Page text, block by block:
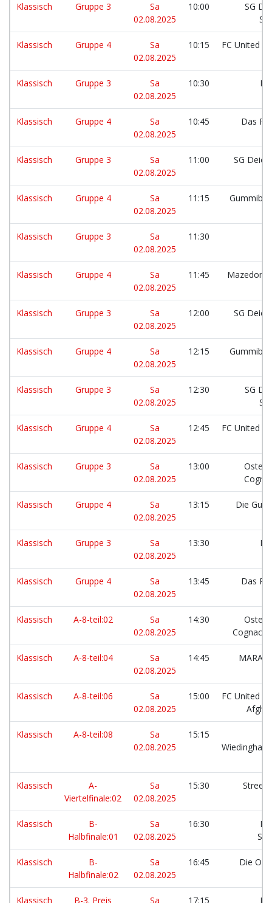
Klassisch Gruppe 3
Sa
02.08.2025
10:00
SG
Klassisch Gruppe 4
Sa
02.08.2025
10:15 FC United
Klassisch Gruppe 3
Sa
02.08.2025
10:30
Klassisch Gruppe 4
Sa
02.08.2025
10:45 Das
Klassisch Gruppe 3
Sa
02.08.2025
11:00 SG
Klassisch Gruppe 4
Sa
02.08.2025
11:15
Klassisch Gruppe 3
Sa
02.08.2025
11:30
Klassisch Gruppe 4
Sa
02.08.2025
11:45
Klassisch Gruppe 3
Sa
02.08.2025
12:00 SG
Klassisch Gruppe 4
Sa
02.08.2025
12:15
Klassisch Gruppe 3
Sa
02.08.2025
12:30
SG
Klassisch Gruppe 4
Sa
02.08.2025
12:45 FC United
Klassisch Gruppe 3
Sa
02.08.2025
13:00
Klassisch Gruppe 4
Sa
02.08.2025
13:15 Die
Klassisch Gruppe 3
Sa
02.08.2025
13:30
Klassisch Gruppe 4
Sa
02.08.2025
13:45 Das
Klassisch A-8-teil:02
Sa
02.08.2025
14:30
Klassisch A-8-teil:04
Sa
02.08.2025
14:45
Klassisch A-8-teil:06
Sa
02.08.2025
15:00
FC United
Klassisch A-8-teil:08
Sa
02.08.2025
15:15
Klassisch
A-
Viertelfinale:02
Sa
02.08.2025
15:30
Klassisch
B-
Halbfinale:01
Sa
02.08.2025
16:30
Klassisch
B-
Halbfinale:02
Sa
02.08.2025
16:45 Die
Klassisch B-3. Preis Sa 17:15